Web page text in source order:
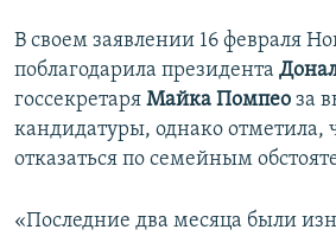
В своем заявлении 16 февраля
поблагодарила президента
госсекретаря Майка Помпео за
кандидатуры, однако отметила,
отказаться по семейным
«Последние два месяца были